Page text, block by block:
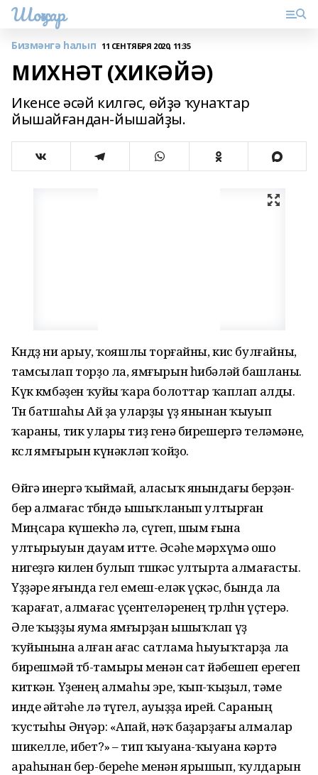
Шоңҡар
Бизмәнгә һалып 11 СЕНТЯБРЯ 2020, 11:35
МИХНӘТ (ХИКӘЙӘ)
Икенсе әсәй килгәс, өйҙә ҡунаҡтар
йышайғандан-йышайҙы.
Көндөҙ ни арыу, ҡояшлы торғайны, кис булғайны,
тамсылап торҙо ла, ямғырын һибәләй башланы.
Күк көмбәҙен ҡуйы ҡара болоттар ҡаплап алды.
Төн батшаһы Ай ҙа уларҙы үҙ янынан ҡыуып
ҡараны, тик улары тиҙ генә бирешергә теләмәне,
көслө ямғырын күнәкләп ҡойҙо.
Өйгә инергә ҡыймай, аласыҡ янындағы берҙән-
бер алмағас төбөндә ышыҡланып ултырған
Миңсара күшекһә лә, сүгеп, шым ғына
ултырыуын дауам итте. Әсәһе мәрхүмә ошо
нигеҙгә килен булып төшкәс ултырта алмағасты.
Үҙҙәре яғында гел емеш-еләк үҫкәс, бында ла
ҡарағат, алмағас үҫентеләренең төрлөһөн үҫтерә.
Әле ҡыҙҙы яума ямғырҙан ышыҡлап үҙ
ҡуйынына алған ағас сатлама һыуыҡтарҙа ла
бирешмәй төбө-тамыры менән сат йәбешеп ерегеп
киткән. Үҙенең алмаһы эре, ҡып-ҡыҙыл, тәме
инде әйтәһе лә түгел, ауыҙҙа ирей. Сараның
ҡустыһы Әнүәр: «Апай, нәҡ баҙарҙағы алмалар
шикелле, ибет?» – тип ҡыуана-ҡыуана кәртә
араһынан бер-береһе менән ярышып, ҡулдарын